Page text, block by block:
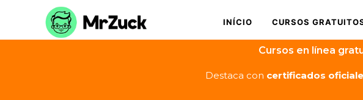
INÍCIO CURSOS
Cursos en línea
Destaca con certificados